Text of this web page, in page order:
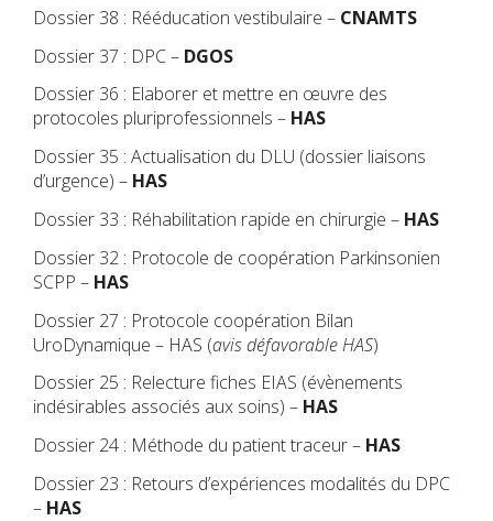
Dossier 38 : Rééducation vestibulaire – CNAMTS
Dossier 37 : DPC – DGOS
Dossier 36 : Elaborer et mettre en œuvre des
protocoles pluriprofessionnels – HAS
Dossier 35 : Actualisation du DLU (dossier liaisons
d’urgence) – HAS
Dossier 33 : Réhabilitation rapide en chirurgie – HAS
Dossier 32 : Protocole de coopération Parkinsonien
SCPP – HAS
Dossier 27 : Protocole coopération Bilan
UroDynamique – HAS (avis défavorable HAS)
Dossier 25 : Relecture fiches EIAS (évènements
indésirables associés aux soins) – HAS
Dossier 24 : Méthode du patient traceur – HAS
Dossier 23 : Retours d’expériences modalités du DPC
– HAS